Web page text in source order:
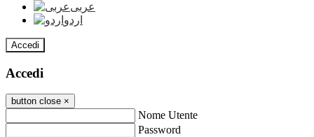
عربى
اردو
Accedi
Accedi
button close ×
Nome Utente
Password